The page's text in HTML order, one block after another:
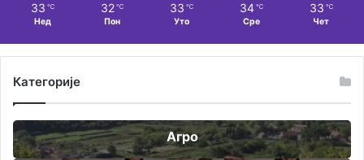
33 ℃
Нед
32 ℃
Пон
33 ℃
Уто
34 ℃
Сре
33 ℃
Чет
Категорије
Агро